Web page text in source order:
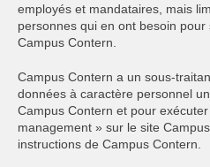
employés et mandataires, mais
personnes qui en ont besoin
Campus Contern.
Campus Contern a un sous-
données à caractère personnel
Campus Contern et pour
management » sur le site
instructions de Campus Contern.